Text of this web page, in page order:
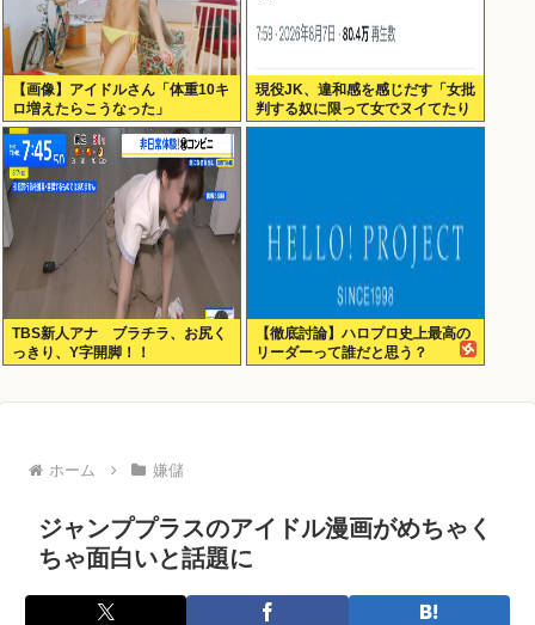
【画像】アイドルさん「体重10キ
ロ増えたらこうなった」
現役JK、違和感を感じだす「女批
判する奴に限って女でヌイてたり
するから意味わからなくなってき
TBS新人アナ ブラチラ、お尻く
っきり、Y字開脚！！
【徹底討論】ハロプロ史上最高の
リーダーって誰だと思う？
ホーム 嫌儲
ジャンププラスのアイドル漫画がめちゃく
ちゃ面白いと話題に